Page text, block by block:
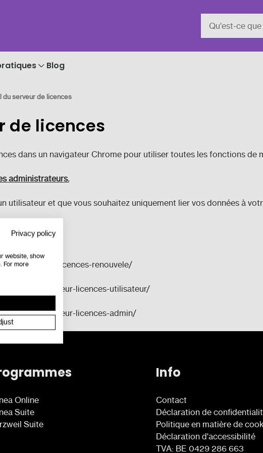
Blog
du serveur de licences
de licences
dans un navigateur Chrome pour utiliser toutes les fonctions de
administrateurs.
utilisateur et que vous souhaitez uniquement lier vos données à
fr/serveur-de-licences-renouvele/
fr/manuel-serveur-licences-utilisateur/
fr/manuel-serveur-licences-admin/
Online
Suite
Suite
Info
Contact
Déclaration de
Politique en matière de
Déclaration d'accessibilité
TVA: BE 0429 286 663
Privacy policy
website, show
For more